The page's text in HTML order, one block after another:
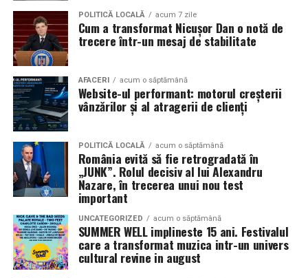
Pe11 februarieva avea loc proiecția specială
mea”de la Cinema City din City Park Constanța,de la
18:30, unde
regizorul Paul Decu și actrița Azaleea
Necula, originari din Constanța și împrejurimi, vor
prezenta filmul alături de colegii lor
Alexandra Răduță și Gabriel Vatavu.
Cinema City Shopping City Galați
12 februarie de la 18:30la întâlnirea cu actrițele
State și Azaleea Necula și regizorul Paul Decu.
Pe 13 februarie la ora 18:30, spectatorii dinIași
invitați la proiecția specială din
Mall, alături de regizorulPaul Decuși de
actoriiGabriel Vatavu, Sergiu Costache, Azaleea
Necula, Alexandra Răduță.
POLITICĂ LOCALĂ acum 7 zile
Cum a transformat Nicușor Dan o notă de
trecere într-un mesaj de stabilitate
AFACERI acum o săptămână
Website-ul performant: motorul creșterii
vânzărilor și al atragerii de clienți
POLITICĂ LOCALĂ acum o săptămână
România evită să fie retrogradată în
„JUNK”. Rolul decisiv al lui Alexandru
Nazare, în trecerea unui nou test
important
UNCATEGORIZED acum o săptămână
SUMMER WELL implineste 15 ani. Festivalul
care a transformat muzica intr-un univers
cultural revine in august